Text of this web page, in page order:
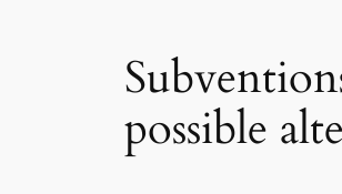
possible